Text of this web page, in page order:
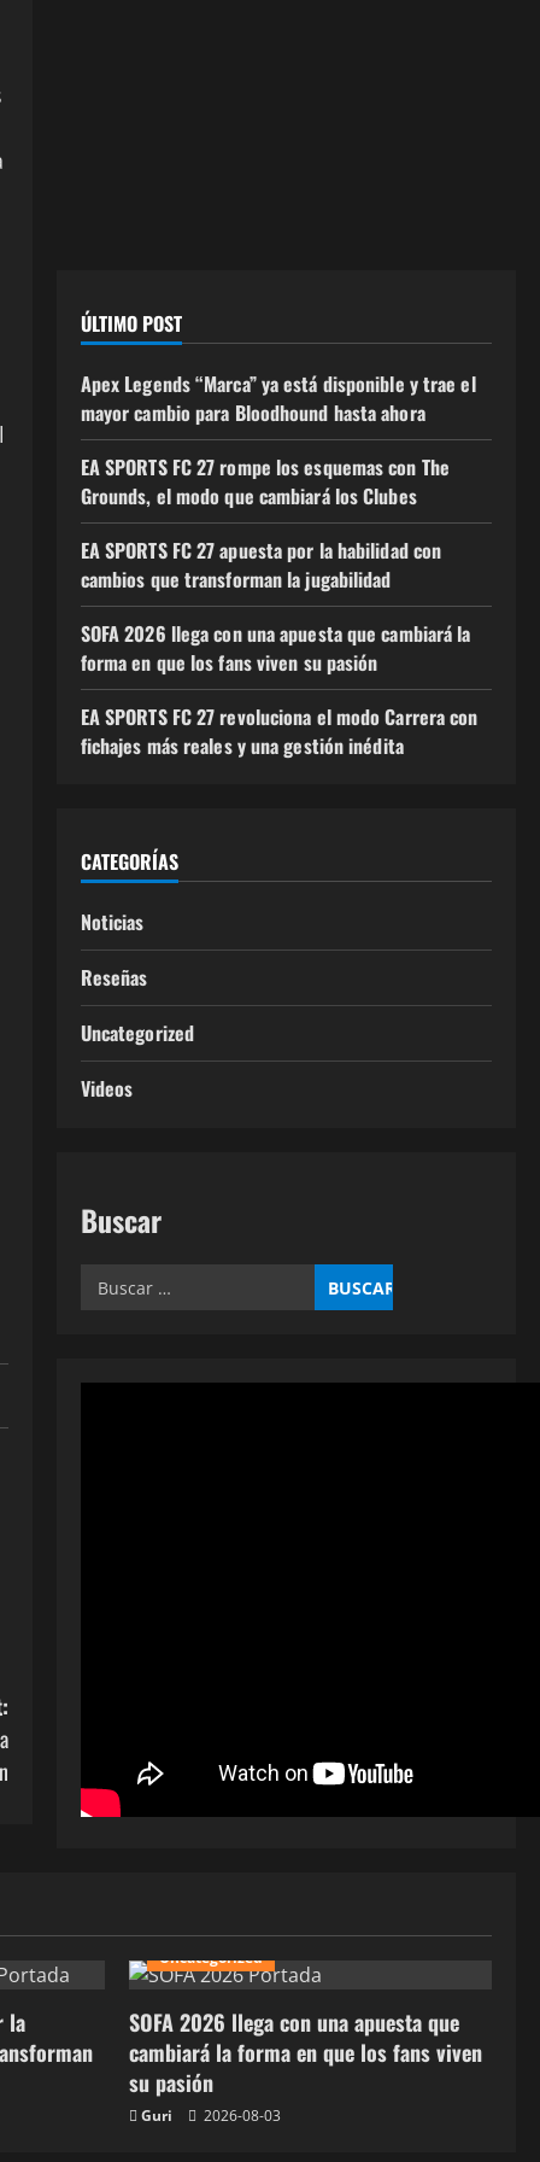
ÚLTIMO POST
Apex Legends “Marca” ya está disponible y trae el
mayor cambio para Bloodhound hasta ahora
EA SPORTS FC 27 rompe los esquemas con The
Grounds, el modo que cambiará los Clubes
EA SPORTS FC 27 apuesta por la habilidad con
cambios que transforman la jugabilidad
SOFA 2026 llega con una apuesta que cambiará la
forma en que los fans viven su pasión
EA SPORTS FC 27 revoluciona el modo Carrera con
fichajes más reales y una gestión inédita
CATEGORÍAS
Noticias
Reseñas
Uncategorized
Videos
Buscar
la
Uncategorized
SOFA 2026 llega con una apuesta que
cambiará la forma en que los fans viven
su pasión
Guri 2026-08-03